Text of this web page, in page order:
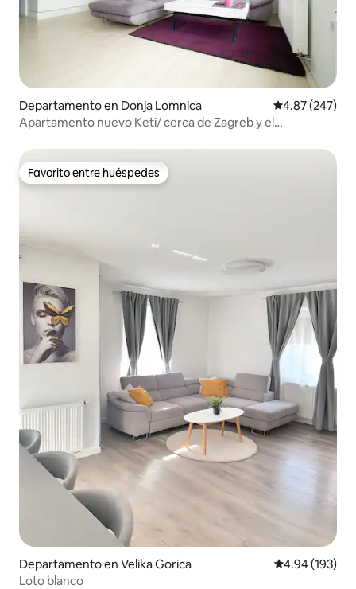
Departamento en Donja Lomnica Calificación
4.87 (247)
Apartamento nuevo Keti/ cerca de Zagreb y el
Favorito entre huéspedes
Favorito entre huéspedes
Departamento en Velika Gorica Calificación
4.94 (193)
Loto blanco